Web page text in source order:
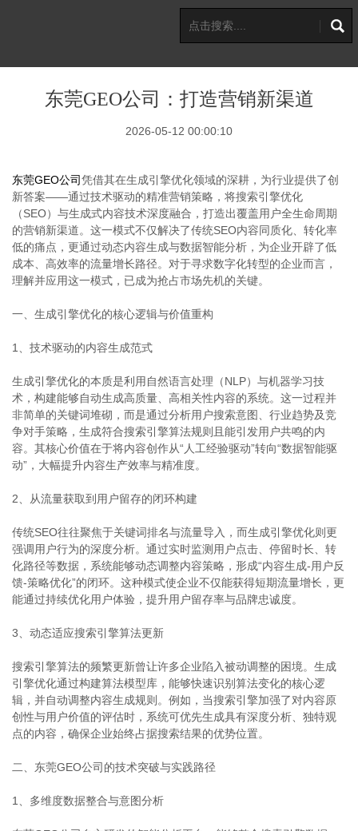
东莞GEO公司：打造营销新渠道
2026-05-12 00:00:10
东莞GEO公司凭借其在生成引擎优化领域的深耕，为行业提供了创
新答案——通过技术驱动的精准营销策略，将搜索引擎优化
（SEO）与生成式内容技术深度融合，打造出覆盖用户全生命周期
的营销新渠道。这一模式不仅解决了传统SEO内容同质化、转化率
低的痛点，更通过动态内容生成与数据智能分析，为企业开辟了低
成本、高效率的流量增长路径。对于寻求数字化转型的企业而言，
理解并应用这一模式，已成为抢占市场先机的关键。
一、生成引擎优化的核心逻辑与价值重构
1、技术驱动的内容生成范式
生成引擎优化的本质是利用自然语言处理（NLP）与机器学习技
术，构建能够自动生成高质量、高相关性内容的系统。这一过程并
非简单的关键词堆砌，而是通过分析用户搜索意图、行业趋势及竞
争对手策略，生成符合搜索引擎算法规则且能引发用户共鸣的内
容。其核心价值在于将内容创作从“人工经验驱动”转向“数据智能驱
动”，大幅提升内容生产效率与精准度。
2、从流量获取到用户留存的闭环构建
传统SEO往往聚焦于关键词排名与流量导入，而生成引擎优化则更
强调用户行为的深度分析。通过实时监测用户点击、停留时长、转
化路径等数据，系统能够动态调整内容策略，形成“内容生成-用户反
馈-策略优化”的闭环。这种模式使企业不仅能获得短期流量增长，更
能通过持续优化用户体验，提升用户留存率与品牌忠诚度。
3、动态适应搜索引擎算法更新
搜索引擎算法的频繁更新曾让许多企业陷入被动调整的困境。生成
引擎优化通过构建算法模型库，能够快速识别算法变化的核心逻
辑，并自动调整内容生成规则。例如，当搜索引擎加强了对内容原
创性与用户价值的评估时，系统可优先生成具有深度分析、独特观
点的内容，确保企业始终占据搜索结果的优势位置。
二、东莞GEO公司的技术突破与实践路径
1、多维度数据整合与意图分析